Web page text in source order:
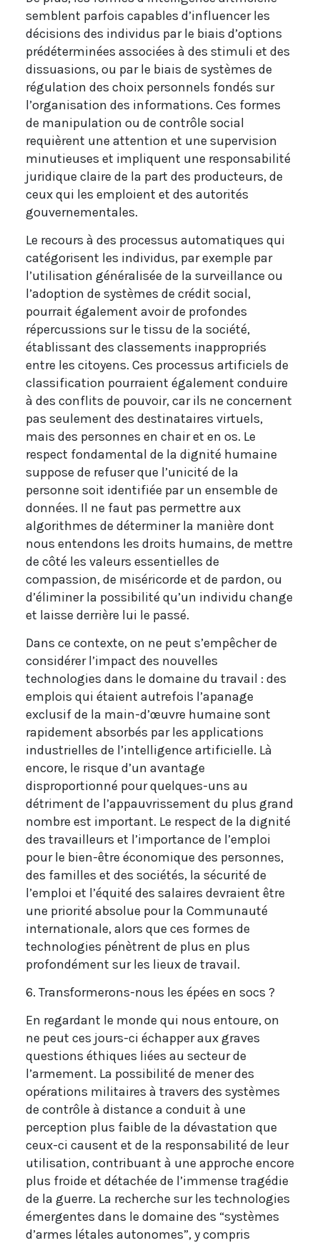
semblent parfois capables d’influencer les
décisions des individus par le biais d’options
prédéterminées associées à des stimuli et des
dissuasions, ou par le biais de systèmes de
régulation des choix personnels fondés sur
l’organisation des informations. Ces formes
de manipulation ou de contrôle social
requièrent une attention et une supervision
minutieuses et impliquent une responsabilité
juridique claire de la part des producteurs, de
ceux qui les emploient et des autorités
gouvernementales.
Le recours à des processus automatiques qui
catégorisent les individus, par exemple par
l’utilisation généralisée de la surveillance ou
l’adoption de systèmes de crédit social,
pourrait également avoir de profondes
répercussions sur le tissu de la société,
établissant des classements inappropriés
entre les citoyens. Ces processus artificiels de
classification pourraient également conduire
à des conflits de pouvoir, car ils ne concernent
pas seulement des destinataires virtuels,
mais des personnes en chair et en os. Le
respect fondamental de la dignité humaine
suppose de refuser que l’unicité de la
personne soit identifiée par un ensemble de
données. Il ne faut pas permettre aux
algorithmes de déterminer la manière dont
nous entendons les droits humains, de mettre
de côté les valeurs essentielles de
compassion, de miséricorde et de pardon, ou
d’éliminer la possibilité qu’un individu change
et laisse derrière lui le passé.
Dans ce contexte, on ne peut s’empêcher de
considérer l’impact des nouvelles
technologies dans le domaine du travail : des
emplois qui étaient autrefois l’apanage
exclusif de la main-d’œuvre humaine sont
rapidement absorbés par les applications
industrielles de l’intelligence artificielle. Là
encore, le risque d’un avantage
disproportionné pour quelques-uns au
détriment de l’appauvrissement du plus grand
nombre est important. Le respect de la dignité
des travailleurs et l’importance de l’emploi
pour le bien-être économique des personnes,
des familles et des sociétés, la sécurité de
l’emploi et l’équité des salaires devraient être
une priorité absolue pour la Communauté
internationale, alors que ces formes de
technologies pénètrent de plus en plus
profondément sur les lieux de travail.
6. Transformerons-nous les épées en socs ?
En regardant le monde qui nous entoure, on
ne peut ces jours-ci échapper aux graves
questions éthiques liées au secteur de
l’armement. La possibilité de mener des
opérations militaires à travers des systèmes
de contrôle à distance a conduit à une
perception plus faible de la dévastation que
ceux-ci causent et de la responsabilité de leur
utilisation, contribuant à une approche encore
plus froide et détachée de l’immense tragédie
de la guerre. La recherche sur les technologies
émergentes dans le domaine des “systèmes
d’armes létales autonomes”, y compris